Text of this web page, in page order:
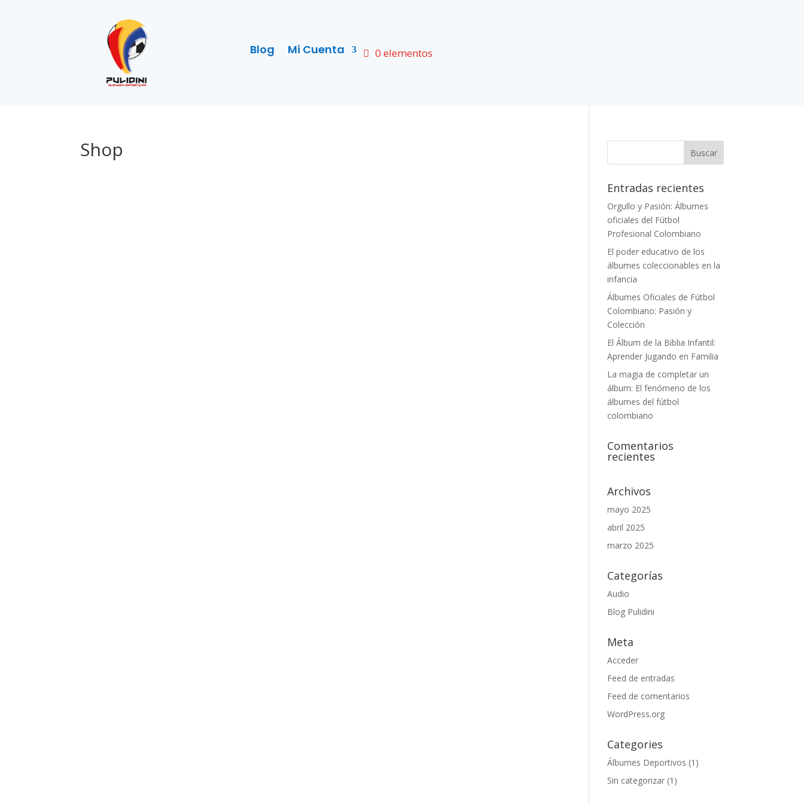
Blog Mi Cuenta 0 elementos
Shop
Entradas recientes
Orgullo y Pasión: Álbumes
oficiales del Fútbol
Profesional Colombiano
El poder educativo de los
álbumes coleccionables en la
infancia
Álbumes Oficiales de Fútbol
Colombiano: Pasión y
Colección
El Álbum de la Biblia Infantil:
Aprender Jugando en Familia
La magia de completar un
álbum: El fenómeno de los
álbumes del fútbol
colombiano
Comentarios
recientes
Archivos
mayo 2025
abril 2025
marzo 2025
Categorías
Audio
Blog Pulidini
Meta
Acceder
Feed de entradas
Feed de comentarios
WordPress.org
Categories
Álbumes Deportivos (1)
Sin categorizar (1)